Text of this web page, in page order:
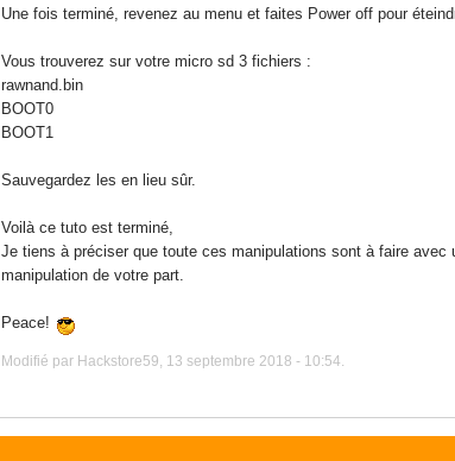
Une fois terminé, revenez au menu et faites Power off pour
Vous trouverez sur votre micro sd 3 fichiers :
rawnand.bin
BOOT0
BOOT1
Sauvegardez les en lieu sûr.
Voilà ce tuto est terminé,
Je tiens à préciser que toute ces manipulations sont à faire
manipulation de votre part.
Peace!
Modifié par Hackstore59, 13 septembre 2018 - 10:54.